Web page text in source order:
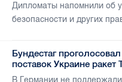
Дипломаты напомнили об
безопасности и других
Бундестаг
поставок Украине ракет